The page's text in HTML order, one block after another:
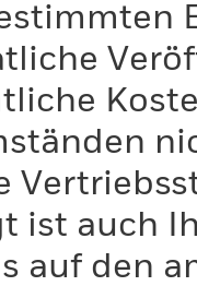
ist auch
auf den